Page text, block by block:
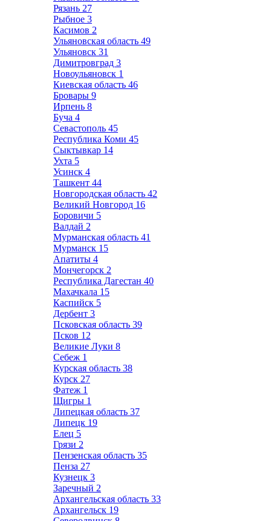
Рязань 27
Рыбное 3
Касимов 2
Ульяновская область 49
Ульяновск 31
Димитровград 3
Новоульяновск 1
Киевская область 46
Бровары 9
Ирпень 8
Буча 4
Севастополь 45
Республика Коми 45
Сыктывкар 14
Ухта 5
Усинск 4
Ташкент 44
Новгородская область 42
Великий Новгород 16
Боровичи 5
Валдай 2
Мурманская область 41
Мурманск 15
Апатиты 4
Мончегорск 2
Республика Дагестан 40
Махачкала 15
Каспийск 5
Дербент 3
Псковская область 39
Псков 12
Великие Луки 8
Себеж 1
Курская область 38
Курск 27
Фатеж 1
Щигры 1
Липецкая область 37
Липецк 19
Елец 5
Грязи 2
Пензенская область 35
Пенза 27
Кузнецк 3
Заречный 2
Архангельская область 33
Архангельск 19